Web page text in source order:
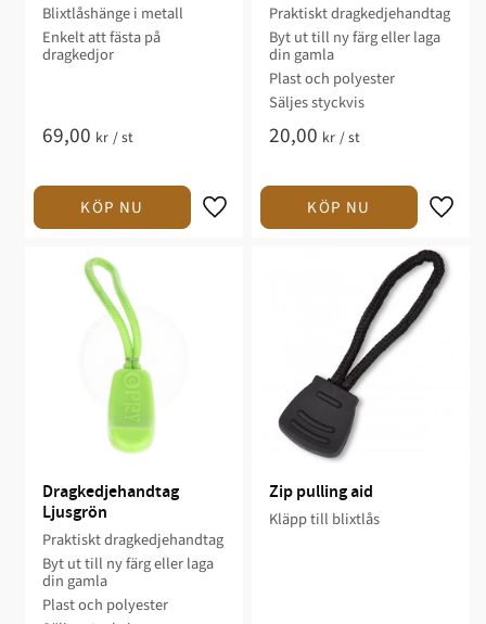
Blixtlåshänge i metall
Enkelt att fästa på
dragkedjor
69,00 kr /st
Praktiskt dragkedjehandtag
Byt ut till ny färg eller laga
din gamla
Plast och polyester
Säljes styckvis
20,00 kr /st
Dragkedjehandtag
Ljusgrön
Praktiskt dragkedjehandtag
Byt ut till ny färg eller laga
din gamla
Plast och polyester
Zip pulling aid
Kläpp till blixtlås